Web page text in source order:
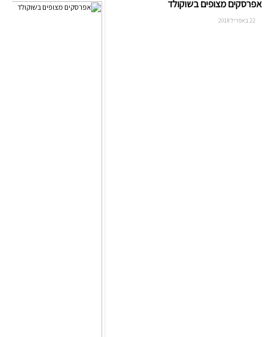
אפרסקים מצופים בשוקולד
22 באפריל 2018